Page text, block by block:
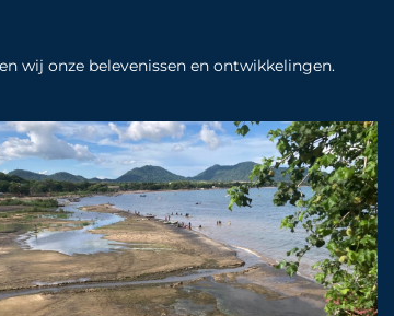
wij onze belevenissen en ontwikkelingen.